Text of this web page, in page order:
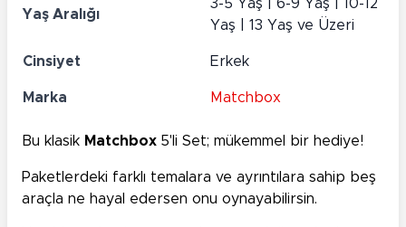
Yaş Aralığı
3-5 Yaş | 6-9 Yaş | 10-12
Yaş | 13 Yaş ve Üzeri
Cinsiyet Erkek
Marka Matchbox
Bu klasik Matchbox 5'li Set; mükemmel bir hediye!
Paketlerdeki farklı temalara ve ayrıntılara sahip beş
araçla ne hayal edersen onu oynayabilirsin.